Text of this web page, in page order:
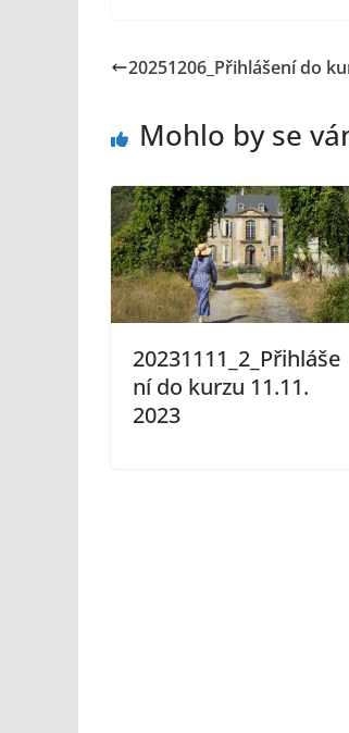
20251206_Přihlášení do
Mohlo by se
20231111_2_Přihláše
ní do kurzu 11.11.
2023